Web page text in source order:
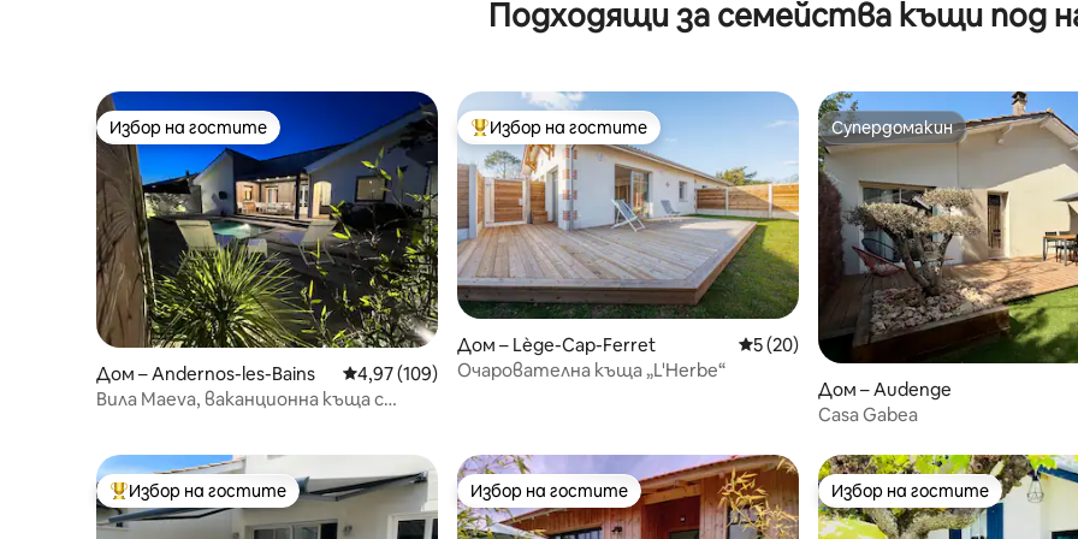
залива Аркашон
изглед към морето
Подходящи за семейства къщи под
Избор на гостите
Избор на гостите
Дом – Andernos-les-Bains Средна оценка: 4,97 от 5, 109 отзива
4,97 (109)
Вила Maeva, ваканционна къща с
Най-популярен избор на гостите
Избор на гостите
Дом – Lège-Cap-Ferret Средна оценка: 5 от 5, 20 отзива
5 (20)
Очарователна къща „L'Herbe“
Супердомакин
Супердомакин
Дом – Audenge
Casa Gabea
Най-популярен избор на гостите
Избор на гостите Избор на гостите
Избор на гостите Избор на гостите
Избор на гостите